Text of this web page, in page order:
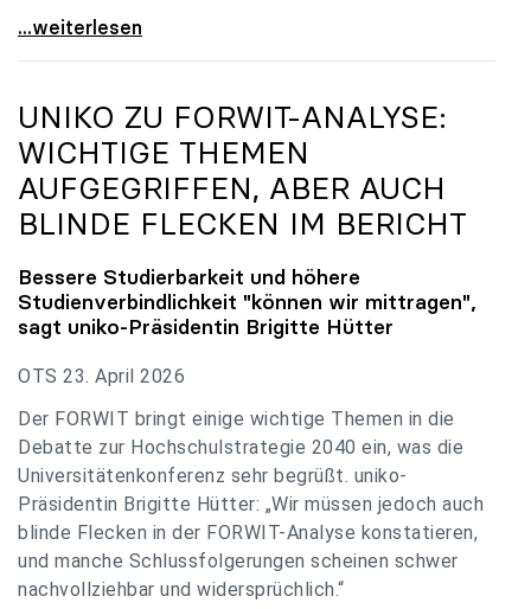
uniko zu Budgetverhandlungen: Universitäten sind
...weiterlesen
UNIKO ZU FORWIT-ANALYSE:
WICHTIGE THEMEN
AUFGEGRIFFEN, ABER AUCH
BLINDE FLECKEN IM BERICHT
Bessere Studierbarkeit und höhere
Studienverbindlichkeit "können wir mittragen",
sagt uniko-Präsidentin Brigitte Hütter
OTS 23. April 2026
Der FORWIT bringt einige wichtige Themen in die
Debatte zur Hochschulstrategie 2040 ein, was die
Universitätenkonferenz sehr begrüßt. uniko-
Präsidentin Brigitte Hütter: „Wir müssen jedoch auch
blinde Flecken in der FORWIT-Analyse konstatieren,
und manche Schlussfolgerungen scheinen schwer
nachvollziehbar und widersprüchlich.“